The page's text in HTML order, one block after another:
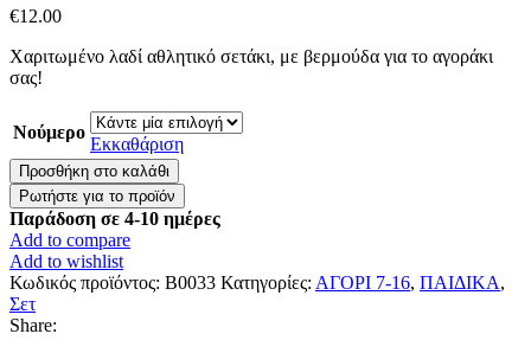
€12.00
Χαριτωμένο λαδί αθλητικό σετάκι, με βερμούδα για το αγοράκι
σας!
Νούμερο
Εκκαθάριση
Σετάκι
Σκούρο
Γκρι
Αθλητικό
με
Βερμούδα
ποσότητα
Προσθήκη στο καλάθι
Παράδοση σε 4-10 ημέρες
Add to compare
Add to wishlist
Κωδικός προϊόντος: B0033 Κατηγορίες: ΑΓΟΡΙ 7-16, ΠΑΙΔΙΚΑ,
Σετ
Share: